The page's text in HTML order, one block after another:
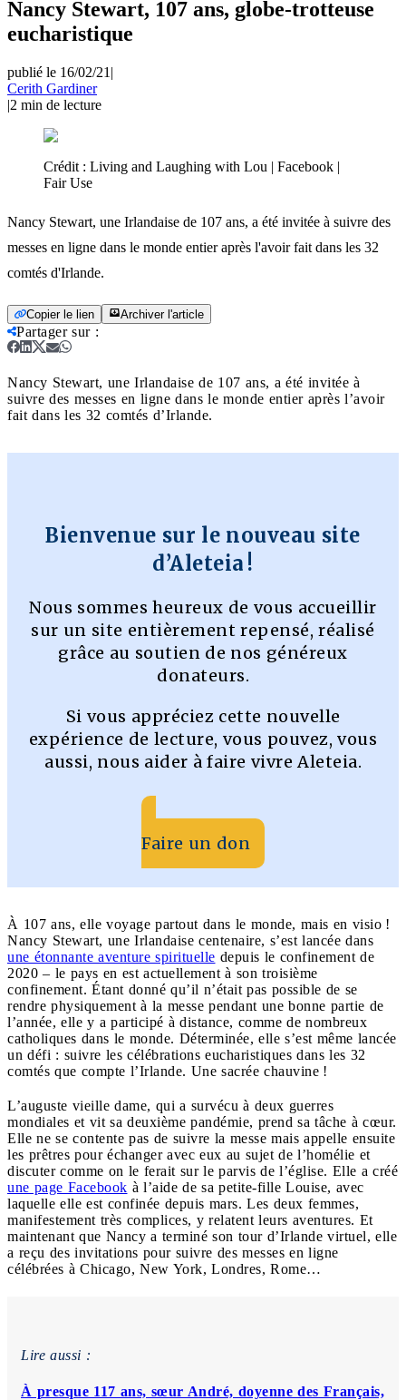
Nancy Stewart, 107 ans, globe-trotteuse
eucharistique
publié le 16/02/21 |
Cerith Gardiner
|2 min de lecture
Crédit : Living and Laughing with Lou | Facebook |
Fair Use
Nancy Stewart, une Irlandaise de 107 ans, a été invitée à suivre des
messes en ligne dans le monde entier après l'avoir fait dans les 32
comtés d'Irlande.
Copier le lien Archiver l'article
Partager sur:
Nancy Stewart, une Irlandaise de 107 ans, a été invitée à
suivre des messes en ligne dans le monde entier après l’avoir
fait dans les 32 comtés d’Irlande.
Bienvenue sur le nouveau site
d’Aleteia !
Nous sommes heureux de vous accueillir
sur un site entièrement repensé, réalisé
grâce au soutien de nos généreux
donateurs.
Si vous appréciez cette nouvelle
expérience de lecture, vous pouvez, vous
aussi, nous aider à faire vivre Aleteia.
Faire un don
À 107 ans, elle voyage partout dans le monde, mais en visio !
Nancy Stewart, une Irlandaise centenaire, s’est lancée dans
une étonnante aventure spirituelle depuis le confinement de
2020 – le pays en est actuellement à son troisième
confinement. Étant donné qu’il n’était pas possible de se
rendre physiquement à la messe pendant une bonne partie de
l’année, elle y a participé à distance, comme de nombreux
catholiques dans le monde. Déterminée, elle s’est même lancée
un défi : suivre les célébrations eucharistiques dans les 32
comtés que compte l’Irlande. Une sacrée chauvine !
L’auguste vieille dame, qui a survécu à deux guerres
mondiales et vit sa deuxième pandémie, prend sa tâche à cœur.
Elle ne se contente pas de suivre la messe mais appelle ensuite
les prêtres pour échanger avec eux au sujet de l’homélie et
discuter comme on le ferait sur le parvis de l’église. Elle a créé
une page Facebook à l’aide de sa petite-fille Louise, avec
laquelle elle est confinée depuis mars. Les deux femmes,
manifestement très complices, y relatent leurs aventures. Et
maintenant que Nancy a terminé son tour d’Irlande virtuel, elle
a reçu des invitations pour suivre des messes en ligne
célébrées à Chicago, New York, Londres, Rome…
Lire aussi :
À presque 117 ans, sœur André, doyenne des Français,